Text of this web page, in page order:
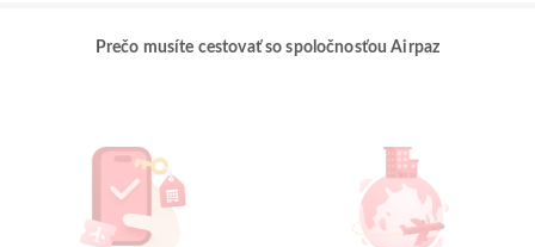
Prečo musíte cestovať so spoločnosťou Airpaz